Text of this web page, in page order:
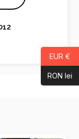
EUR €
RON lei